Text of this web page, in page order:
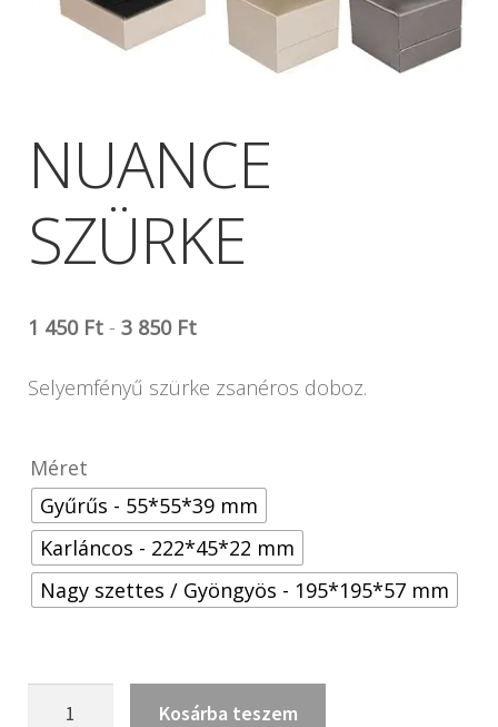
NUANCE
SZÜRKE
1 450 Ft -3 850 Ft
Selyemfényű szürke zsanéros doboz.
Méret
Gyűrűs - 55*55*39 mm
Karláncos - 222*45*22 mm
Nagy szettes / Gyöngyös - 195*195*57 mm
Kosárba teszem